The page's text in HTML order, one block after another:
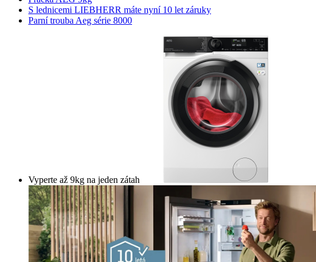
S lednicemi LIEBHERR máte nyní 10 let záruky
Parní trouba Aeg série 8000
Vyperte až 9kg na jeden zátah